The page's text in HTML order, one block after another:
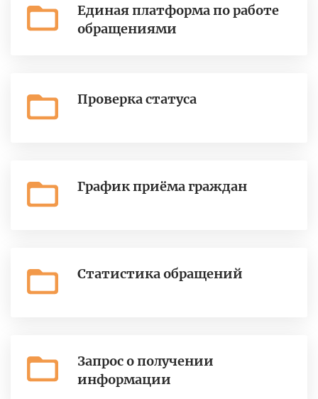
Единая платформа по работе
обращениями
Проверка статуса
График приёма граждан
Статистика обращений
Запрос о получении
информации